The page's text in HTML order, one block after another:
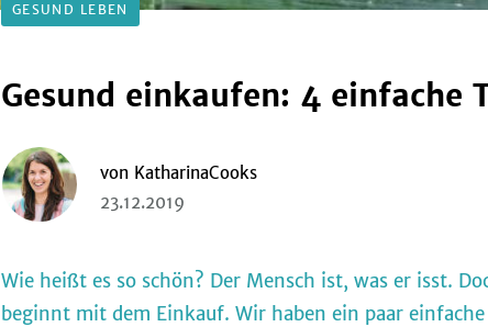
GESUND LEBEN
Gesund einkaufen: 4 einfache
von KatharinaCooks
23.12.2019
Wie heißt es so schön? Der Mensch ist, was er isst.
beginnt mit dem Einkauf. Wir haben ein paar